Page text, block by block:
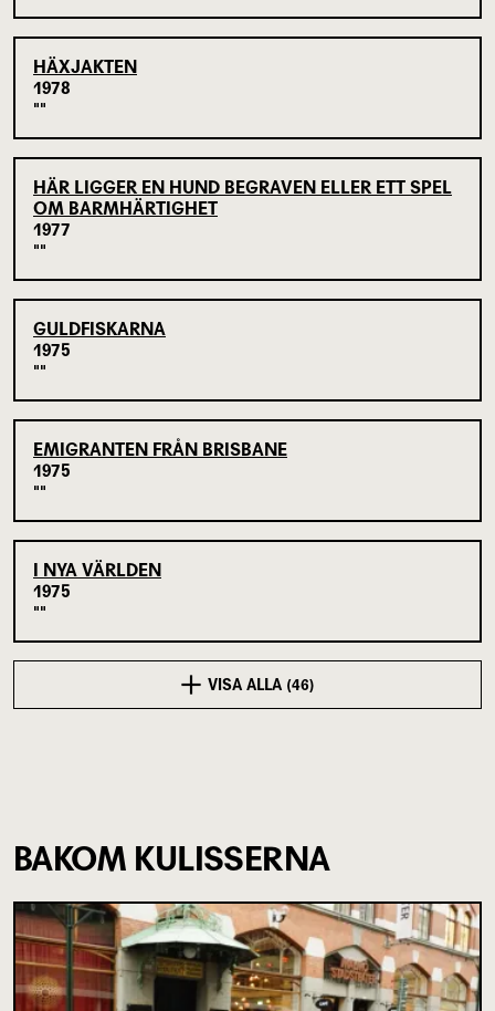
HÄXJAKTEN
1978
HÄR LIGGER EN HUND BEGRAVEN ELLER ETT SPEL
OM BARMHÄRTIGHET
1977
GULDFISKARNA
1975
EMIGRANTEN FRÅN BRISBANE
1975
I NYA VÄRLDEN
1975
VISA ALLA (46)
BAKOM KULISSERNA